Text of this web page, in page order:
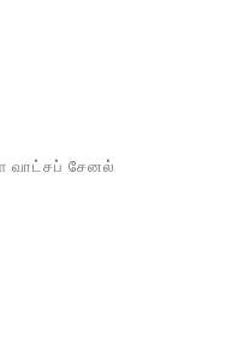
வாட்சப் சேனல்